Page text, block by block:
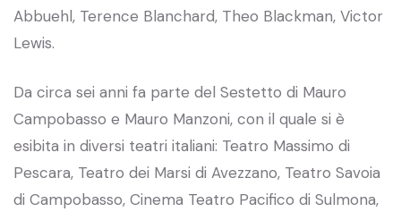
Abbuehl, Terence Blanchard, Theo Blackman, Victor
Lewis.
Da circa sei anni fa parte del Sestetto di Mauro
Campobasso e Mauro Manzoni, con il quale si è
esibita in diversi teatri italiani: Teatro Massimo di
Pescara, Teatro dei Marsi di Avezzano, Teatro Savoia
di Campobasso, Cinema Teatro Pacifico di Sulmona,